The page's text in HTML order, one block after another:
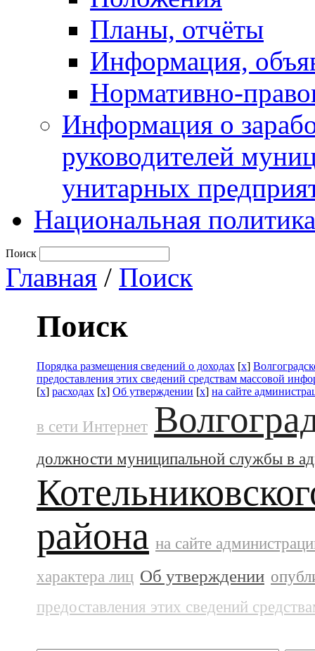
Планы, отчёты
Информация,
Нормативно-
Информация о
руководителей
унитарных
Национальная политика
Поиск
Главная / Поиск
Поиск
Порядка размещения сведений о доходах [x]
предоставления этих сведений средствам массовой
[x] расходах [x] Об утверждении [x] на сайте
в сети Интернет
должности муниципальной службы в
района на сайте
характера лиц Об утверждении
предоставления этих сведений